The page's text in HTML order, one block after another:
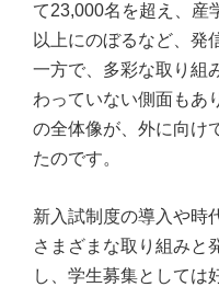
て23,000名を超え、産
以上にのぼるなど、発
一方で、多彩な取り組
わっていない側面もあ
の全体像が、外に向け
たのです。
新入試制度の導入や時
さまざまな取り組みと
し、学生募集としては